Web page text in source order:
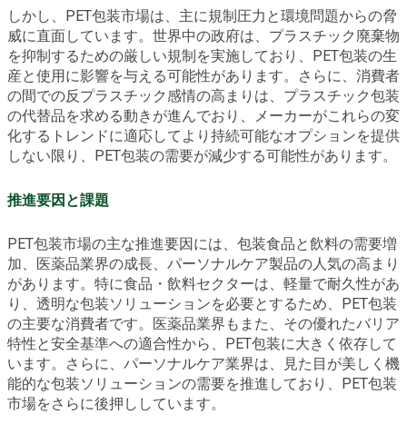
しかし、PET包装市場は、主に規制圧力と環境問題からの脅
威に直面しています。世界中の政府は、プラスチック廃棄物
を抑制するための厳しい規制を実施しており、PET包装の生
産と使用に影響を与える可能性があります。さらに、消費者
の間での反プラスチック感情の高まりは、プラスチック包装
の代替品を求める動きが進んでおり、メーカーがこれらの変
化するトレンドに適応してより持続可能なオプションを提供
しない限り、PET包装の需要が減少する可能性があります。
推進要因と課題
PET包装市場の主な推進要因には、包装食品と飲料の需要増
加、医薬品業界の成長、パーソナルケア製品の人気の高まり
があります。特に食品・飲料セクターは、軽量で耐久性があ
り、透明な包装ソリューションを必要とするため、PET包装
の主要な消費者です。医薬品業界もまた、その優れたバリア
特性と安全基準への適合性から、PET包装に大きく依存して
います。さらに、パーソナルケア業界は、見た目が美しく機
能的な包装ソリューションの需要を推進しており、PET包装
市場をさらに後押ししています。